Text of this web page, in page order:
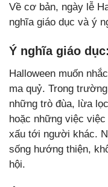
Về cơ bản, ngày lễ
nghĩa giáo dục và ý
Ý nghĩa giáo dục:
Halloween muốn
ma quỷ. Trong
những trò đùa, lừa
hoặc những việc
xấu tới người khác.
sống hướng thiện,
hội.